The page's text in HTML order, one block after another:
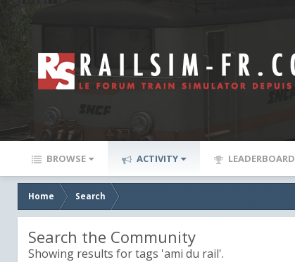
BROWSE ACTIVITY LEADERBOARD
Home Search
Search the Community
Showing results for tags 'ami du rail'.